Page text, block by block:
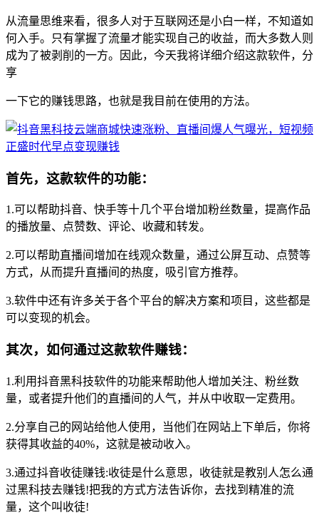
从流量思维来看，很多人对于互联网还是小白一样，不知道如
何入手。只有掌握了流量才能实现自己的收益，而大多数人则
成为了被剥削的一方。因此，今天我将详细介绍这款软件，分
享
一下它的赚钱思路，也就是我目前在使用的方法。
首先，这款软件的功能：
1.可以帮助抖音、快手等十几个平台增加粉丝数量，提高作品
的播放量、点赞数、评论、收藏和转发。
2.可以帮助直播间增加在线观众数量，通过公屏互动、点赞等
方式，从而提升直播间的热度，吸引官方推荐。
3.软件中还有许多关于各个平台的解决方案和项目，这些都是
可以变现的机会。
其次，如何通过这款软件赚钱：
1.利用抖音黑科技软件的功能来帮助他人增加关注、粉丝数
量，或者提升他们的直播间的人气，并从中收取一定费用。
2.分享自己的网站给他人使用，当他们在网站上下单后，你将
获得其收益的40%，这就是被动收入。
3.通过抖音收徒赚钱:收徒是什么意思，收徒就是教别人怎么通
过黑科技去赚钱!把我的方式方法告诉你，去找到精准的流
量，这个叫收徒!